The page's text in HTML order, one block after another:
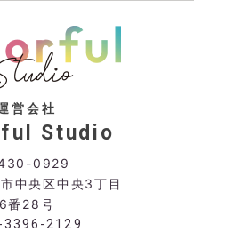
営会社
Studio
0929
中央区中央3丁目
6番28号
3396-2129